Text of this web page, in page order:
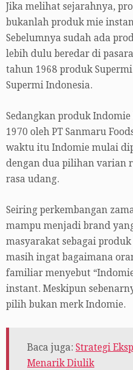
Jika melihat sejarahnya,
bukanlah produk mie
Sebelumnya sudah ada
lebih dulu beredar di
tahun 1968 produk
Supermi Indonesia.
Sedangkan produk
1970 oleh PT Sanmaru
waktu itu Indomie mulai
dengan dua pilihan varian
rasa udang.
Seiring perkembangan
mampu menjadi brand
masyarakat sebagai
masih ingat bagaimana
familiar menyebut
instant. Meskipun
pilih bukan merk Indomie.
Baca juga: Strategi
Menarik Diulik